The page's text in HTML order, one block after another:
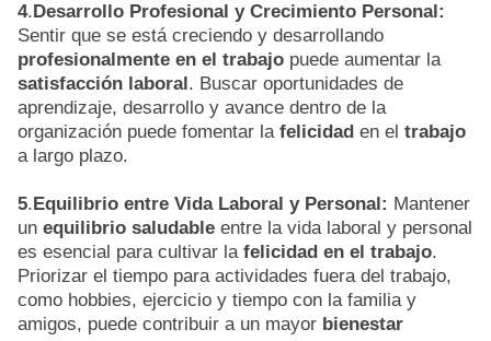
4.Desarrollo Profesional y Crecimiento Personal:
Sentir que se está creciendo y desarrollando
profesionalmente en el trabajo puede aumentar la
satisfacción laboral. Buscar oportunidades de
aprendizaje, desarrollo y avance dentro de la
organización puede fomentar la felicidad en el trabajo
a largo plazo.
5.Equilibrio entre Vida Laboral y Personal: Mantener
un equilibrio saludable entre la vida laboral y personal
es esencial para cultivar la felicidad en el trabajo.
Priorizar el tiempo para actividades fuera del trabajo,
como hobbies, ejercicio y tiempo con la familia y
amigos, puede contribuir a un mayor bienestar